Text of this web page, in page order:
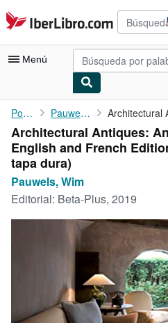
Pasar al contenido principal
IberLibro.com
Menú
Mi cuenta
Consultar mis pedidos
Búsqueda avanzada
Colecciones
Arte y coleccionismo
Comenzar a vender
Portada Pauwels, Wim
Architectural Antiques:
English and French
tapa dura)
Pauwels, Wim
Editorial: Beta-Plus, 2019